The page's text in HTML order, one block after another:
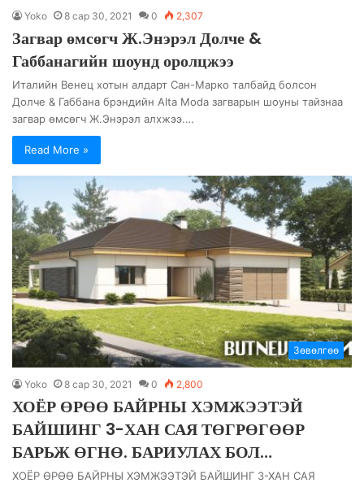
Yoko 8 сар 30, 2021 0 2,307
Загвар өмсөгч Ж.Энэрэл Долче &
Габбанагийн шоунд оролцжээ
Италийн Венец хотын алдарт Сан-Марко талбайд болсон
Долче & Габбана брэндийн Alta Moda загварын шоуны тайзнаа
загвар өмсөгч Ж.Энэрэл алхжээ.…
Read More »
Зөвөлгөө
Yoko 8 сар 30, 2021 0 2,800
ХОЁР ӨРӨӨ БАЙРНЫ ХЭМЖЭЭТЭЙ
БАЙШИНГ 3-ХАН САЯ ТӨГРӨГӨӨР
БАРЬЖ ӨГНӨ. БАРИУЛАХ БОЛ…
ХОЁР ӨРӨӨ БАЙРНЫ ХЭМЖЭЭТЭЙ БАЙШИНГ 3-ХАН САЯ